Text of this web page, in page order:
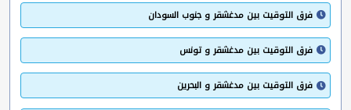
فرق التوقيت بين مدغشقر و جنوب السودان
فرق التوقيت بين مدغشقر و تونس
فرق التوقيت بين مدغشقر و البحرين